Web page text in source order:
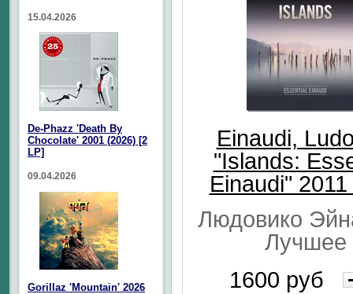
Einaudi,
"Islands:
Einaudi"
Людовико
Лучшее
1600 руб
15.04.2026
De-Phazz 'Death By
Chocolate' 2001 (2026) [2
LP]
09.04.2026
Gorillaz 'Mountain' 2026